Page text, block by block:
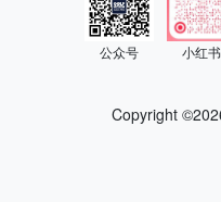
公众号 小红书
Copyright ©